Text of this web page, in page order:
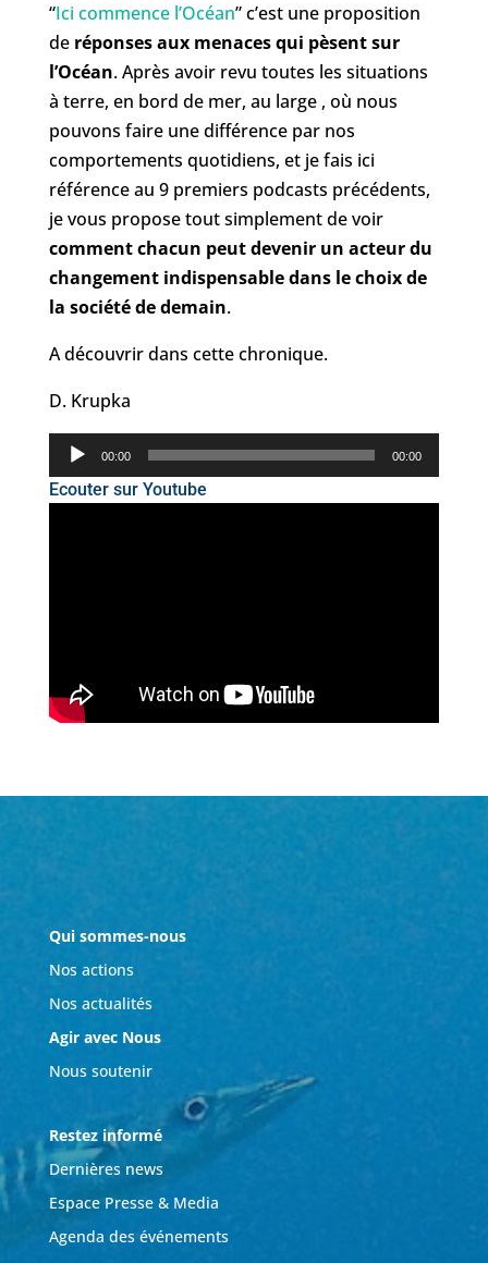
“Ici commence l’Océan” c’est une proposition
de réponses aux menaces qui pèsent sur
l’Océan. Après avoir revu toutes les situations
à terre, en bord de mer, au large , où nous
pouvons faire une différence par nos
comportements quotidiens, et je fais ici
référence au 9 premiers podcasts précédents,
je vous propose tout simplement de voir
comment chacun peut devenir un acteur du
changement indispensable dans le choix de
la société de demain.
A découvrir dans cette chronique.
D. Krupka
Lecteur
audio
00:00 00:00
Ecouter sur Youtube
Qui sommes-nous
Nos actions
Nos actualités
Agir avec Nous
Nous soutenir
Restez informé
Dernières news
Espace Presse & Media
Agenda des événements